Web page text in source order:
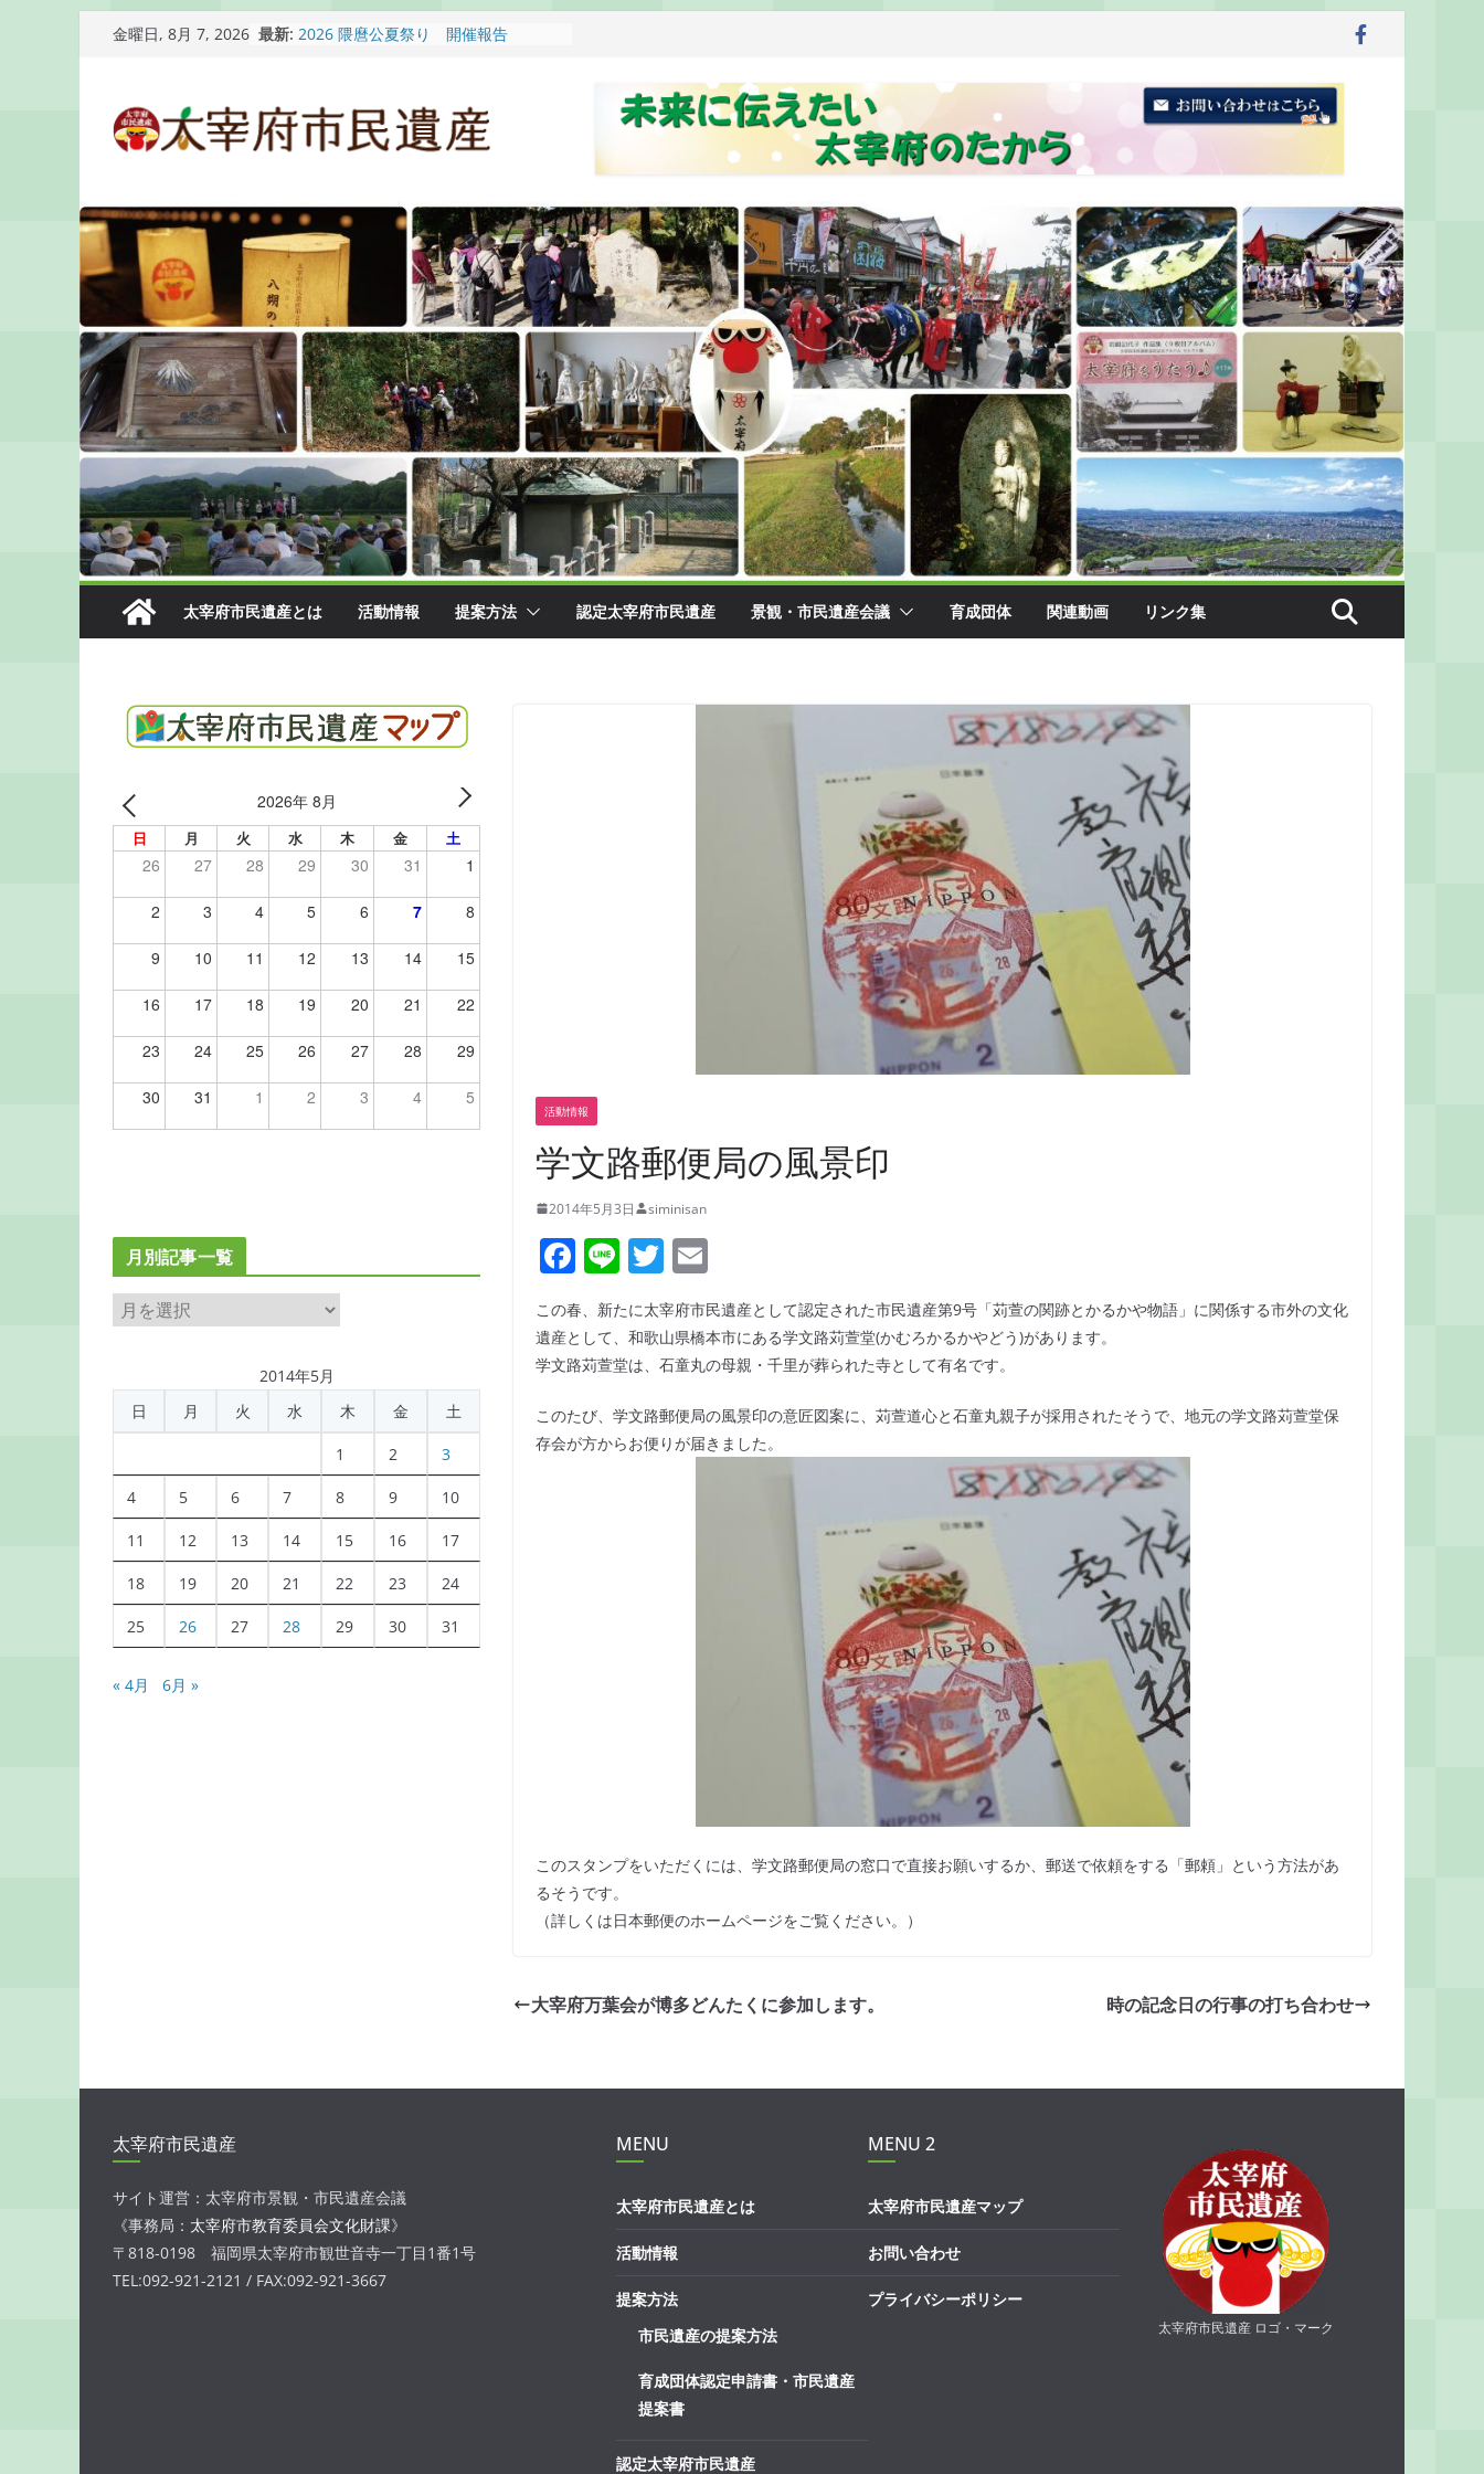
ス
ッ
プ
金曜日, 8月 7, 2026 最新: 2026 隈麿公夏祭り 開催報告
梅香苑夏まつり子どもみこし開催のお
知らせ
太宰府市民遺産とは 活動情報 提案方法 認定太宰府市民遺産 景観・市民遺産会議 育成団体 関連動画 リンク集
活動情報
学文路郵便局の風景印
2014年5月3日 siminisan
F
c
e
o
o
Li
e
T
w
itt
er
m
ai
l
この春、新たに太宰府市民遺産として認定された市民遺産第9号「苅萱の関跡とかるかや物語」に関係する市外の文化
遺産として、和歌山県橋本市にある学文路苅萱堂(かむろかるかやどう)があります。
学文路苅萱堂は、石童丸の母親・千里が葬られた寺として有名です。
このたび、学文路郵便局の風景印の意匠図案に、苅萱道心と石童丸親子が採用されたそうで、地元の学文路苅萱堂保
存会が方からお便りが届きました。
このスタンプをいただくには、学文路郵便局の窓口で直接お願いするか、郵送で依頼をする「郵頼」という方法があ
るそうです。
（詳しくは日本郵便のホームページをご覧ください。）
大宰府万葉会が博多どんたくに参加します。 時の記念日の行事の打ち合わせ
2026年 8月
日 月 火 水 木 金 土
26 27 28 29 30 31 1
2 3 4 5 6 7 8
9 10 11 12 13 14 15
16 17 18 19 20 21 22
23 24 25 26 27 28 29
30 31 1 2 3 4 5
月別記事一覧
月
事
2014年5月
日
月 火 水 木 金 土
1 2 3
4 5 6 7 8 9 10
11 12 13 14 15 16 17
18 19 20 21 22 23 24
25 26 27 28 29 30 31
« 4月 6月 »
太宰府市民遺産
サイト運営：太宰府市景観・市民遺産会議
《事務局： 太宰府市教育委員会文化財課》
〒818-0198 福岡県太宰府市観世音寺一丁目1番1号
TEL:092-921-2121 / FAX:092-921-3667
MENU
太宰府市民遺産とは
活動情報
提案方法
市民遺産の提案方法
育成団体認定申請書・市民遺産
提案書
認定太宰府市民遺産
MENU 2
太宰府市民遺産マップ
お問い合わせ
プライバシーポリシー
太宰府市民遺産 ロゴ・マーク